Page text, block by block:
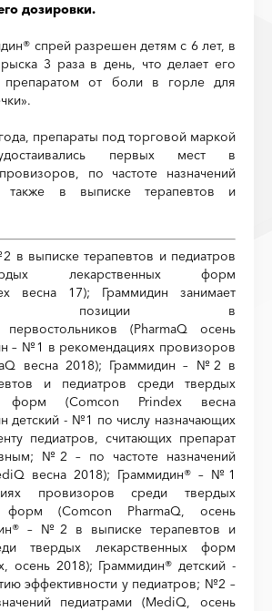
дозировки.
спрей разрешен детям с 6 лет, в
3 раза в день, что делает его
препаратом от боли в горле для
препараты под торговой маркой
первых мест в
по частоте назначений
также в выписке терапевтов и
в выписке терапевтов и педиатров
лекарственных форм
весна 17); Граммидин занимает
позиции в
первостольников (PharmaQ осень
– №1 в рекомендациях провизоров
весна 2018); Граммидин – №2 в
и педиатров среди твердых
форм (Comcon Prindex весна
детский - №1 по числу назначающих
педиатров, считающих препарат
№2 – по частоте назначений
весна 2018); Граммидин® – №1
провизоров среди твердых
форм (Comcon PharmaQ, осень
– №2 в выписке терапевтов и
твердых лекарственных форм
осень 2018); Граммидин® детский -
эффективности у педиатров; №2 –
педиатрами (MediQ, осень